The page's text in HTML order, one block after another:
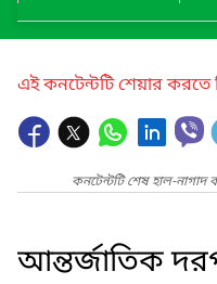
এই কনটেন্টটি শেয়ার
কনটেন্টটি শেষ হাল-
আন্তর্জাতিক